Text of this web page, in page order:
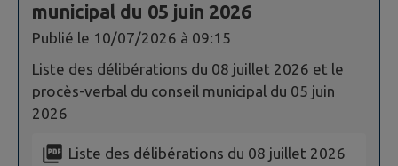
municipal du 05 juin 2026
Publié le 10/07/2026 à 09:15
Liste des délibérations du 08 juillet 2026 et le
procès-verbal du conseil municipal du 05 juin
2026
Liste des délibérations du 08 juillet 2026